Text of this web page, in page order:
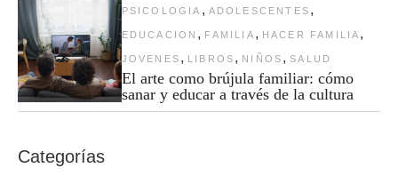
PSICOLOGIA , ADOLESCENTES ,
EDUCACION , FAMILIA , HACER FAMILIA ,
JOVENES , LIBROS , NIÑOS , SALUD
El arte como brújula familiar: cómo
sanar y educar a través de la cultura
Categorías